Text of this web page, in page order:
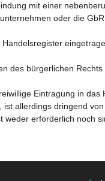
mit einer
oder die
des bürgerlichen
Eintragung in
allerdings dringend
erforderlich noch